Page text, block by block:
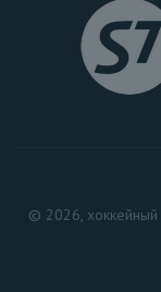
© 2026,